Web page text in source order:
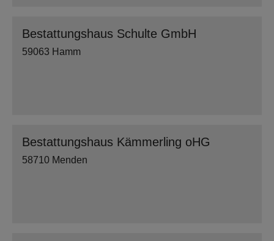
Bestattungshaus Schulte GmbH
59063 Hamm
Bestattungshaus Kämmerling oHG
58710 Menden